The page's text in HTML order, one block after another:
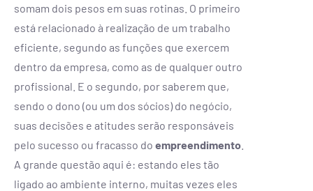
somam dois pesos em suas rotinas. O primeiro
está relacionado à realização de um trabalho
eficiente, segundo as funções que exercem
dentro da empresa, como as de qualquer outro
profissional. E o segundo, por saberem que,
sendo o dono (ou um dos sócios) do negócio,
suas decisões e atitudes serão responsáveis
pelo sucesso ou fracasso do empreendimento
A grande questão aqui é: estando eles tão
ligado ao ambiente interno, muitas vezes eles